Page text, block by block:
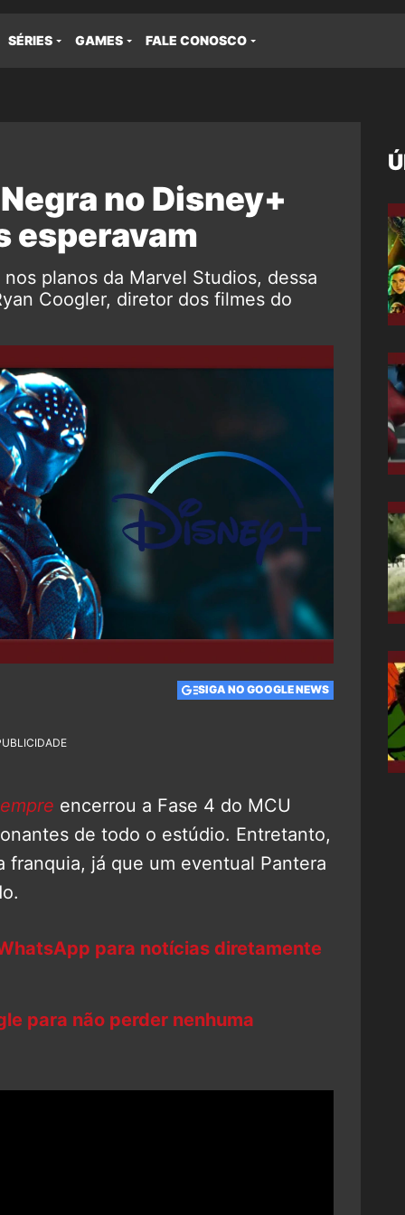
SÉRIES GAMES FALE CONOSCO
no Disney+
esperavam
planos da Marvel Studios, dessa
Coogler, diretor dos filmes do
SIGA NO GOOGLE NEWS
encerrou a Fase 4 do MCU
de todo o estúdio. Entretanto,
já que um eventual Pantera
para notícias diretamente
para não perder nenhuma